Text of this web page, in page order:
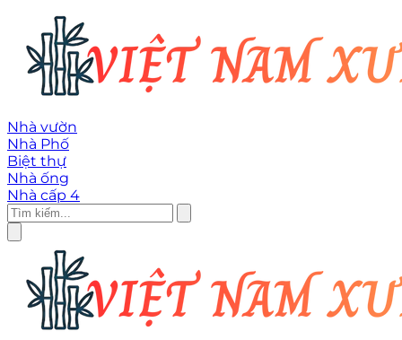
Nhà vườn
Nhà Phố
Biệt thự
Nhà ống
Nhà cấp 4